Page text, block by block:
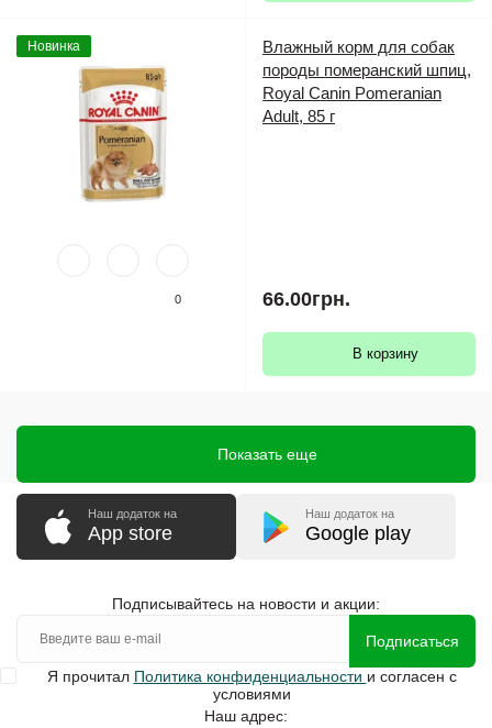
Новинка
0
Влажный корм для собак
породы померанский шпиц,
Royal Canin Pomeranian
Adult, 85 г
66.00грн.
В корзину
Показать еще
Наш додаток на
App store
Наш додаток на
Google play
Подписывайтесь на новости и акции:
Подписаться
Я прочитал Политика конфиденциальности и согласен с
условиями
Наш адрес: